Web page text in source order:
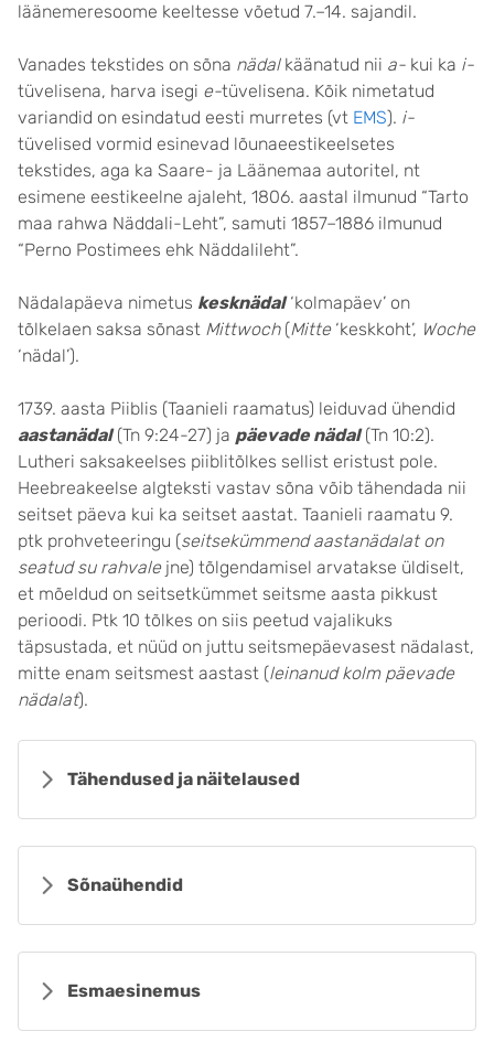
läänemeresoome keeltesse võetud 7.–14. sajandil.
Vanades tekstides on sõna nädalkäänatud nii a- kui ka i-
tüvelisena, harva isegi e-tüvelisena. Kõik nimetatud
variandid on esindatud eesti murretes (vt EMS). i-
tüvelised vormid esinevad lõunaeestikeelsetes
tekstides, aga ka Saare- ja Läänemaa autoritel, nt
esimene eestikeelne ajaleht, 1806. aastal ilmunud “Tarto
maa rahwa Näddali-Leht”, samuti 1857–1886 ilmunud
“Perno Postimees ehk Näddalileht”.
Nädalapäeva nimetus kesknädal‘kolmapäev’ on
tõlkelaen saksa sõnast Mittwoch(Mitte ‘keskkoht’, Woche
‘nädal’).
1739. aasta Piiblis (Taanieli raamatus) leiduvad ühendid
aastanädal(Tn 9:24-27) ja päevade nädal(Tn 10:2).
Lutheri saksakeelses piiblitõlkes sellist eristust pole.
Heebreakeelse algteksti vastav sõna võib tähendada nii
seitset päeva kui ka seitset aastat. Taanieli raamatu 9.
ptk prohveteeringu (seitsekümmend aastanädalat on
seatud su rahvalejne) tõlgendamisel arvatakse üldiselt,
et mõeldud on seitsetkümmet seitsme aasta pikkust
perioodi. Ptk 10 tõlkes on siis peetud vajalikuks
täpsustada, et nüüd on juttu seitsmepäevasest nädalast,
mitte enam seitsmest aastast (leinanud kolm päevade
nädalat).
Tähendused ja näitelaused
Sõnaühendid
Esmaesinemus